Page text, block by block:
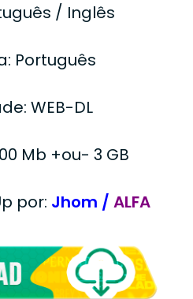
/ Inglês
Português
WEB-DL
Mb +ou- 3 GB
por: Jhom / ALFA